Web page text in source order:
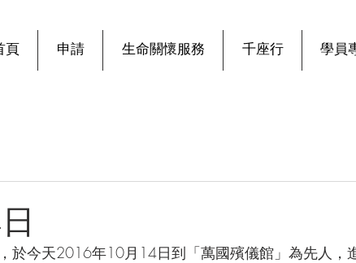
頁 申請 生命關懷服務 千座行 學員
於今天2016年10月14日到「萬國殯儀館」為先人，